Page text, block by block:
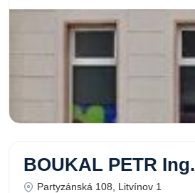
BOUKAL PETR Ing.
Partyzánská 108, Litvínov 1